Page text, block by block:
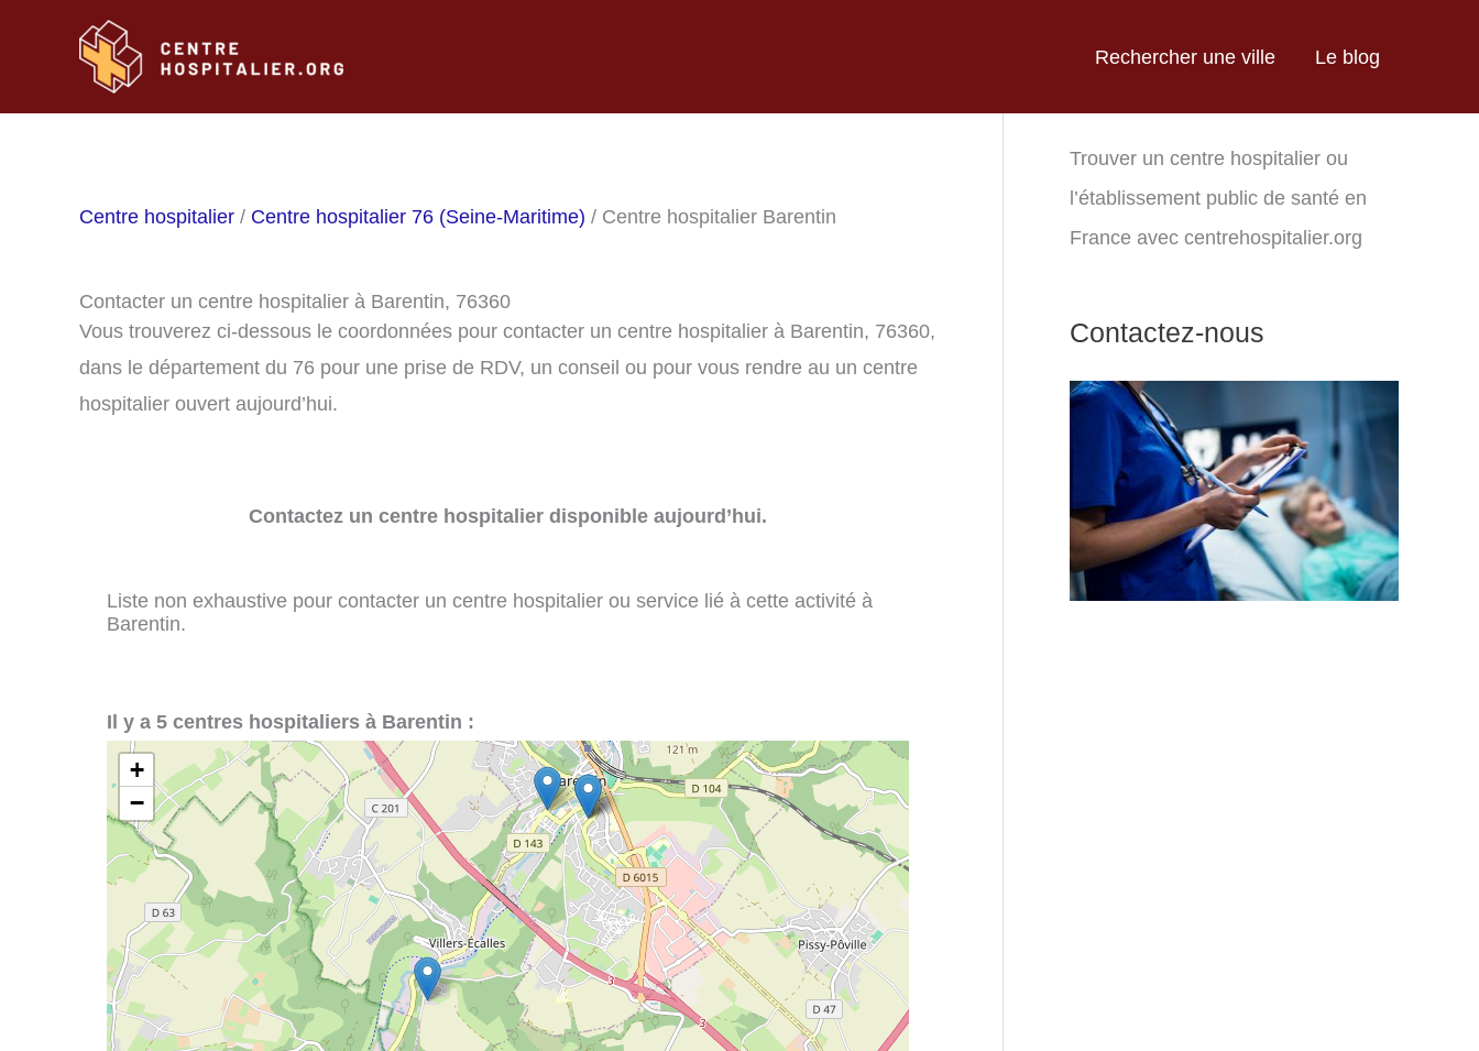
Rechercher une ville Le blog
Centre hospitalier / Centre hospitalier 76 (Seine-Maritime) / Centre hospitalier Barentin
Contacter un centre hospitalier à Barentin, 76360
Vous trouverez ci-dessous le coordonnées pour contacter un centre hospitalier à Barentin, 76360,
dans le département du 76 pour une prise de RDV, un conseil ou pour vous rendre au un centre
hospitalier ouvert aujourd’hui.
Contactez un centre hospitalier disponible aujourd’hui.
Liste non exhaustive pour contacter un centre hospitalier ou service lié à cette activité à
Barentin.
Il y a 5 centres hospitaliers à Barentin :
+
−
Trouver un centre hospitalier ou
l’établissement public de santé en
France avec centrehospitalier.org
Contactez-nous